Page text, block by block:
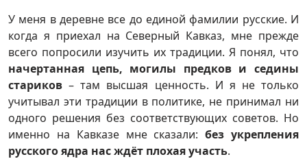
У меня в деревне все до единой фамилии русские. И
когда я приехал на Северный Кавказ, мне прежде
всего попросили изучить их традиции. Я понял, что
начертанная цепь, могилы предков и седины
стариков – там высшая ценность. И я не только
учитывал эти традиции в политике, не принимал ни
одного решения без соответствующих советов. Но
именно на Кавказе мне сказали:без укрепления
русского ядра нас ждёт плохая участь.